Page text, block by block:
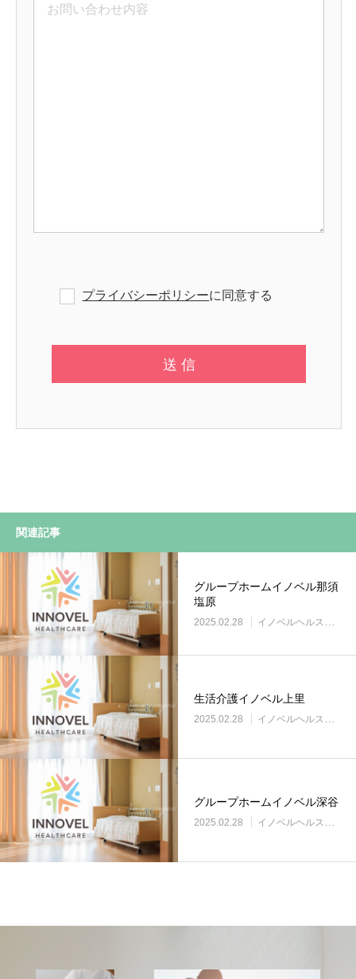
プライバシーポリシーに同意する
関連記事
グループホームイノベル那須
塩原
2025.02.28 イノベルヘルスケア事業所
生活介護イノベル上里
2025.02.28 イノベルヘルスケア事業所
グループホームイノベル深谷
2025.02.28 イノベルヘルスケア事業所